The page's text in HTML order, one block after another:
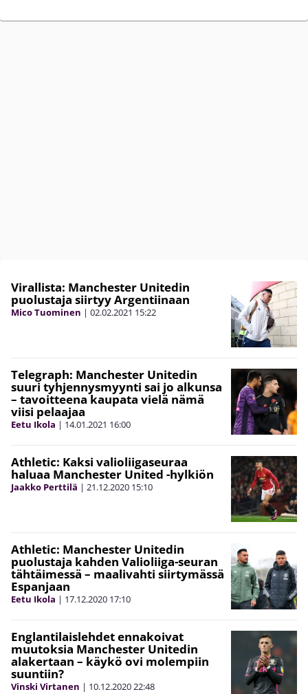
Virallista: Manchester Unitedin
puolustaja siirtyy Argentiinaan
Mico Tuominen | 02.02.2021 15:22
Telegraph: Manchester Unitedin
suuri tyhjennysmyynti sai jo alkunsa
– tavoitteena kaupata vielä nämä
viisi pelaajaa
Eetu Ikola | 14.01.2021 16:00
Athletic: Kaksi valioliigaseuraa
haluaa Manchester United -hylkiön
Jaakko Perttilä | 21.12.2020 15:10
Athletic: Manchester Unitedin
puolustaja kahden Valioliiga-seuran
tähtäimessä – maalivahti siirtymässä
Espanjaan
Eetu Ikola | 17.12.2020 17:10
Englantilaislehdet ennakoivat
muutoksia Manchester Unitedin
alakertaan – käykö ovi molempiin
suuntiin?
Vinski Virtanen | 10.12.202022:48